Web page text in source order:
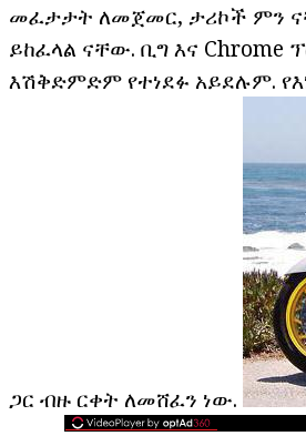
መፈታታት ለመጀመር, ታሪኮች ምን
ይከፈላል ናቸው. ቢግ እና Chrome
እሽቅድምድም የተነደፉ አይደሉም.
ጋር ብዙ ርቀት ለመሸፈን ነው.